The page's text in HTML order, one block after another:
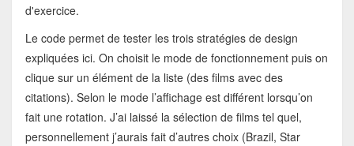
d'exercice.
Le code permet de tester les trois stratégies de design
expliquées ici. On choisit le mode de fonctionnement puis on
clique sur un élément de la liste (des films avec des
citations). Selon le mode l’affichage est différent lorsqu’on
fait une rotation. J’ai laissé la sélection de films tel quel,
personnellement j’aurais fait d’autres choix (Brazil, Star